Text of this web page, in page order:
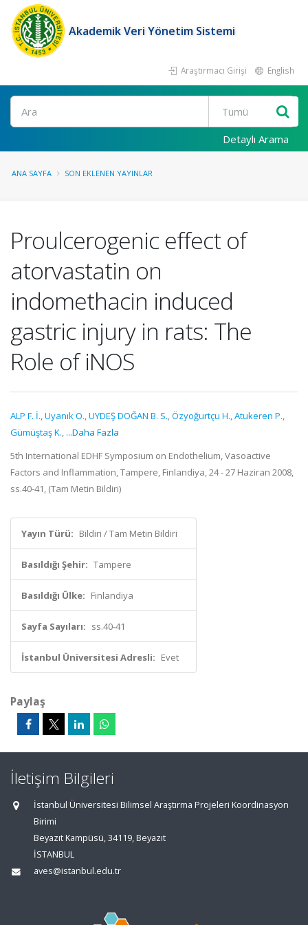
Akademik Veri Yönetim Sistemi
Araştırmacı Girişi English
Ara
Detaylı Arama
ANA SAYFA SON EKLENEN YAYINLAR
Proulcerogenic effect of
atorvastatin on
indomethacin induced
gastric injury in rats: The
Role of iNOS
ALP F. İ.,Uyanık O.,UYDEŞ DOĞAN B. S.,Özyoğurtçu H.,Atukeren P.,
Gümüştaş K., ...Daha Fazla
5th International EDHF Symposium on Endothelium, Vasoactive
Factors and Inflammation, Tampere, Finlandiya, 24 - 27 Haziran 2008,
ss.40-41, (Tam Metin Bildiri)
Yayın Türü: Bildiri / Tam Metin Bildiri
Basıldığı Şehir: Tampere
Basıldığı Ülke: Finlandiya
Sayfa Sayıları: ss.40-41
İstanbul Üniversitesi Adresli: Evet
Paylaş
İletişim Bilgileri
İstanbul Üniversitesi Bilimsel Araştırma Projeleri Koordinasyon
Birimi
Beyazıt Kampüsü, 34119, Beyazıt
İSTANBUL
aves@istanbul.edu.tr